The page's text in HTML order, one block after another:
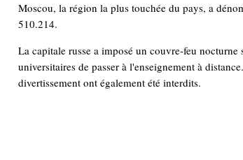
Moscou, la région la plus touchée du pays, a
510.214.
La capitale russe a imposé un couvre-feu
universitaires de passer à l'enseignement à
divertissement ont également été interdits.